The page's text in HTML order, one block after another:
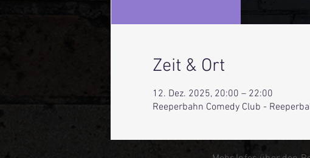
Zeit & Ort
12. Dez. 2025, 20:00 – 22:00
Reeperbahn Comedy Club -